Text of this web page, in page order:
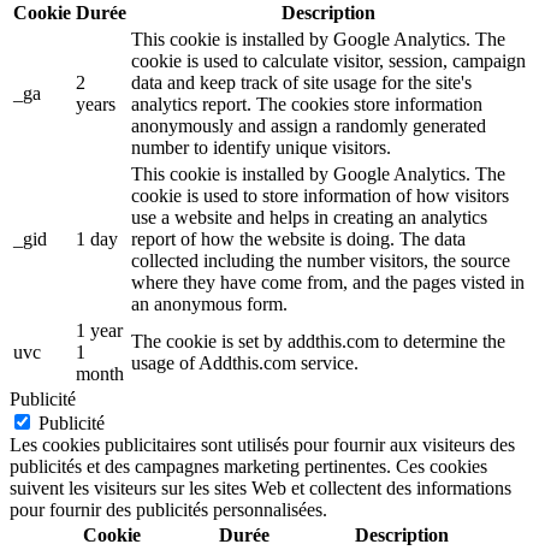
Cookie Durée Description
_ga
2
years
This cookie is installed by Google Analytics. The
cookie is used to calculate visitor, session, campaign
data and keep track of site usage for the site's
analytics report. The cookies store information
anonymously and assign a randomly generated
number to identify unique visitors.
_gid 1 day
This cookie is installed by Google Analytics. The
cookie is used to store information of how visitors
use a website and helps in creating an analytics
report of how the website is doing. The data
collected including the number visitors, the source
where they have come from, and the pages visted in
an anonymous form.
uvc
1 year
1
month
The cookie is set by addthis.com to determine the
usage of Addthis.com service.
Publicité
Publicité
Les cookies publicitaires sont utilisés pour fournir aux visiteurs des
publicités et des campagnes marketing pertinentes. Ces cookies
suivent les visiteurs sur les sites Web et collectent des informations
pour fournir des publicités personnalisées.
Cookie
Durée Description